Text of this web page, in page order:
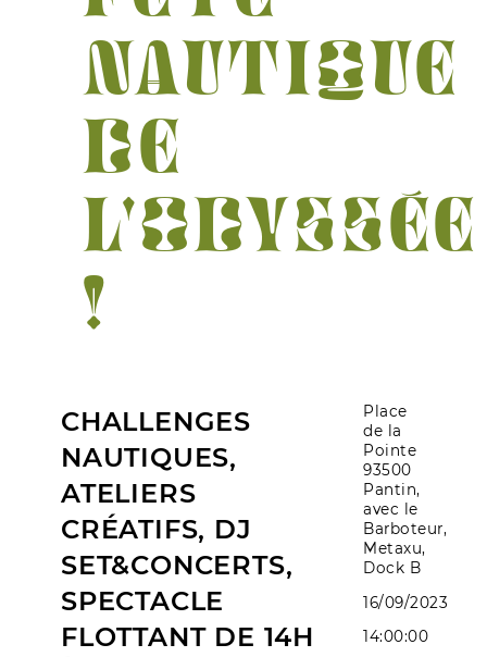
NAUTIQUE
DE
L'ODYSSÉE
!
CHALLENGES
NAUTIQUES,
ATELIERS
CRÉATIFS, DJ
SET&CONCERTS,
SPECTACLE
FLOTTANT DE 14H
Place
de la
Pointe
93500
Pantin,
avec le
Barboteur,
Metaxu,
Dock B
16/09/2023
14:00:00